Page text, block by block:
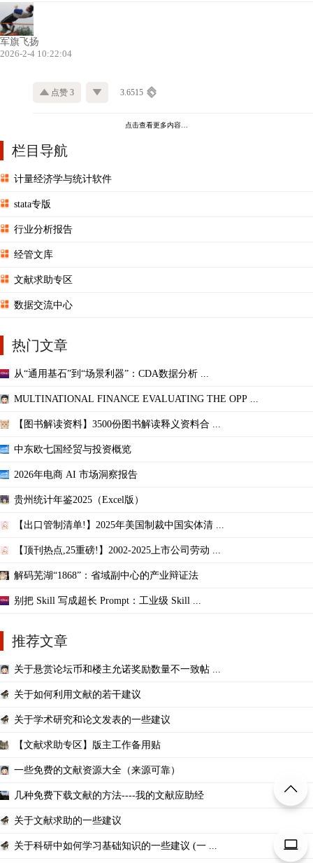
军旗飞扬
2026-2-4 10:22:04
点赞 3 3.6515
点击查看更多内容…
栏目导航
计量经济学与统计软件
stata专版
行业分析报告
经管文库
文献求助专区
数据交流中心
热门文章
从“通用基石”到“场景利器”：CDA数据分析 ...
MULTINATIONAL FINANCE EVALUATING THE OPP ...
【图书解读资料】3500份图书解读释义资料合 ...
中东欧七国经贸与投资概览
2026年电商 AI 市场洞察报告
贵州统计年鉴2025（Excel版）
【出口管制清单!】2025年美国制裁中国实体清 ...
【顶刊热点,25重磅!】2002-2025上市公司劳动 ...
解码芜湖“1868”：省域副中心的产业辩证法
别把 Skill 写成超长 Prompt：工业级 Skill ...
推荐文章
关于悬赏论坛币和楼主允诺奖励数量不一致帖 ...
关于如何利用文献的若干建议
关于学术研究和论文发表的一些建议
【文献求助专区】版主工作备用贴
一些免费的文献资源大全（来源可靠）
几种免费下载文献的方法----我的文献应助经
关于文献求助的一些建议
关于科研中如何学习基础知识的一些建议 (一 ...